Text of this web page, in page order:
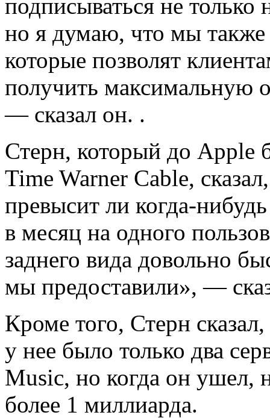
подписываться не только
но я думаю, что мы также
которые позволят
получить максимальную
— сказал он. .
Стерн, который до Apple
Time Warner Cable,
превысит ли когда-
в месяц на одного
заднего вида довольно
мы предоставили», —
Кроме того, Стерн
у нее было только два
Music, но когда он ушел,
более 1 миллиарда.